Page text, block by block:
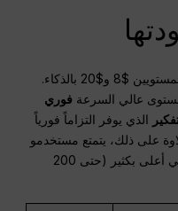
في عام 2026، يتم تحديد الفجوة بين المستويين $8 و$20 بالذكاء.
فوري
الذي يوفر التزاماً فورياً
على ذلك، يتمتع مستخدمو
Plus بأولوية قوائم الانتظار وسقف يومي أعلى بكثير (حتى 200